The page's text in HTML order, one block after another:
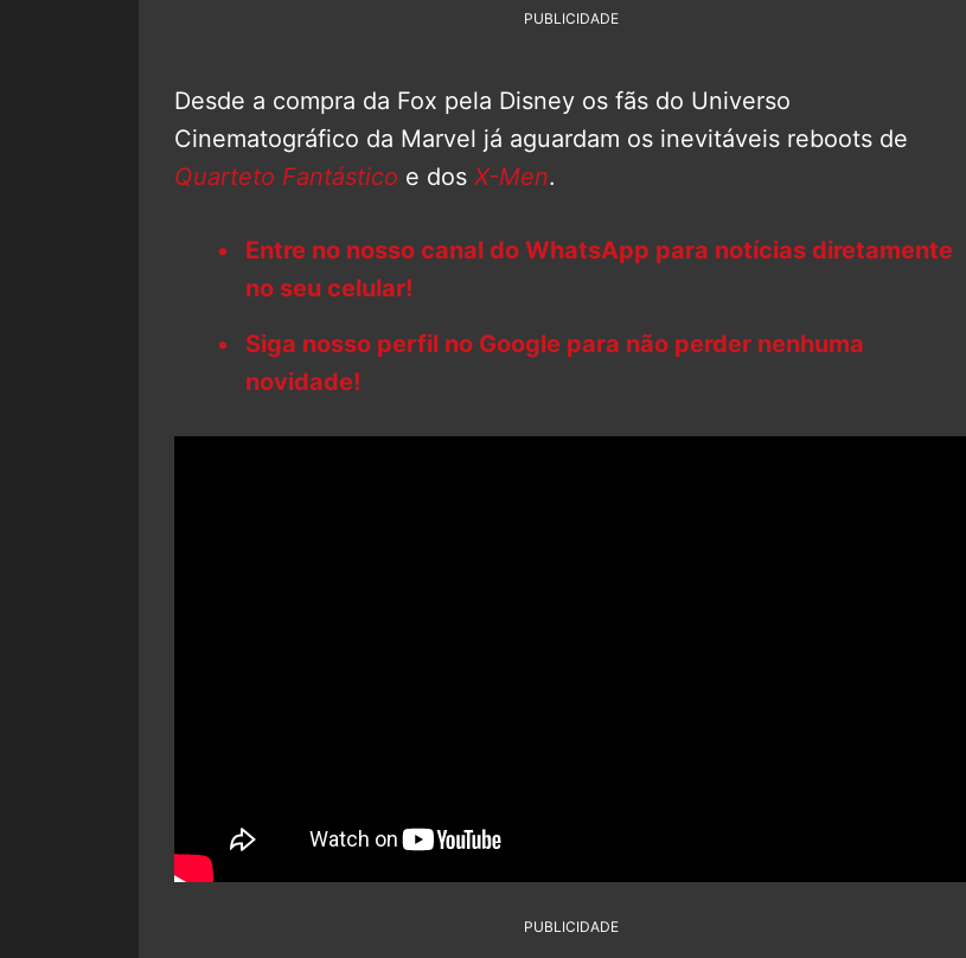
PUBLICIDADE
Desde a compra da Fox pela Disney os fãs do Universo
Cinematográfico da Marvel já aguardam os inevitáveis reboots de
Quarteto Fantástico e dos X-Men.
Entre no nosso canal do WhatsApp para notícias diretamente
no seu celular!
Siga nosso perfil no Google para não perder nenhuma
novidade!
PUBLICIDADE